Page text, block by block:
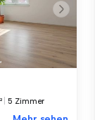
|5 Zimmer